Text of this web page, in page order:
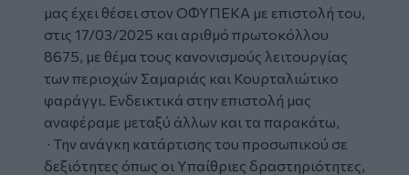
μας έχει θέσει στον ΟΦΥΠΕΚΑ με επιστολή του,
στις 17/03/2025 και αριθμό πρωτοκόλλου
8675, με θέμα τους κανονισμούς λειτουργίας
των περιοχών Σαμαριάς και Κουρταλιώτικο
φαράγγι. Ενδεικτικά στην επιστολή μας
αναφέραμε μεταξύ άλλων και τα παρακάτω,
∙ Την ανάγκη κατάρτισης του προσωπικού σε
δεξιότητες όπως οι Υπαίθριες δραστηριότητες,